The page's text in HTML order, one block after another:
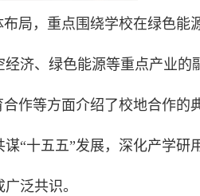
局，重点围绕学校在绿色能
济、绿色能源等重点产业的
作等方面介绍了校地合作的
“十五五”发展，深化产学研
泛共识。